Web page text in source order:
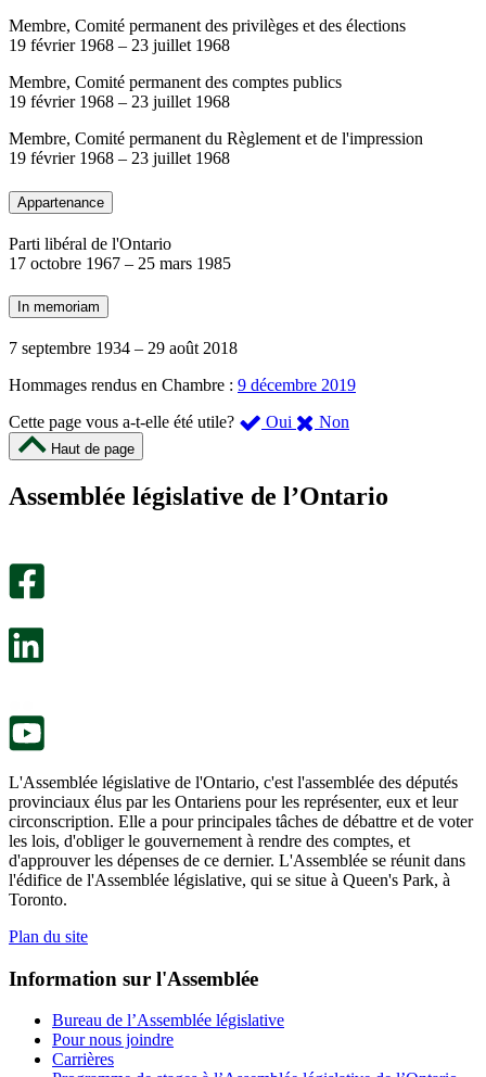
Membre, Comité permanent des privilèges et des élections
19 février 1968 – 23 juillet 1968
Membre, Comité permanent des comptes publics
19 février 1968 – 23 juillet 1968
Membre, Comité permanent du Règlement et de l'impression
19 février 1968 – 23 juillet 1968
Appartenance
Parti libéral de l'Ontario
17 octobre 1967 – 25 mars 1985
In memoriam
7 septembre 1934 – 29 août 2018
Hommages rendus en Chambre : 9 décembre 2019
Cette page vous a-t-elle été utile?
Oui ,
été
Non
m’a
Haut de page
Assemblée législative de l’Ontario
L'Assemblée législative de l'Ontario, c'est l'assemblée des députés
provinciaux élus par les Ontariens pour les représenter, eux et leur
circonscription. Elle a pour principales tâches de débattre et de voter
les lois, d'obliger le gouvernement à rendre des comptes, et
d'approuver les dépenses de ce dernier. L'Assemblée se réunit dans
l'édifice de l'Assemblée législative, qui se situe à Queen's Park, à
Toronto.
Plan du site
Information sur l'Assemblée
Bureau de l’Assemblée législative
Pour nous joindre
Carrières